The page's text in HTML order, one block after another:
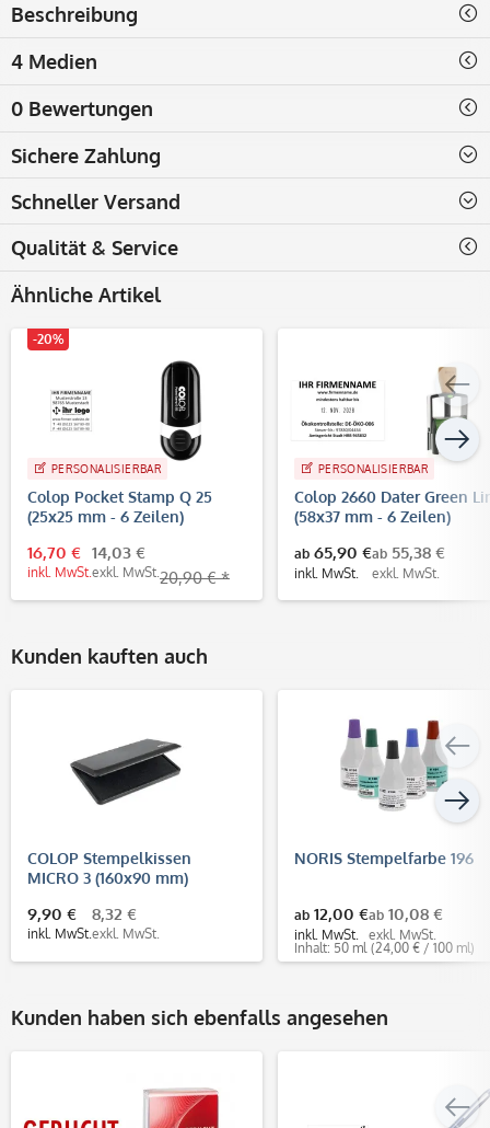
Beschreibung
4 Medien
0 Bewertungen
Sichere Zahlung
Schneller Versand
Qualität & Service
Ähnliche Artikel
-20%
PERSONALISIERBAR
Colop Pocket Stamp Q 25
(25x25 mm - 6 Zeilen)
16,70 €
inkl. MwSt.
14,03 €
exkl. MwSt. 20,90 € *
PERSONALISIERBAR
Colop 2660 Dater Green
(58x37 mm - 6 Zeilen)
ab 65,90 €
inkl. MwSt.
ab 55,38 €
exkl. MwSt.
Kunden kauften auch
COLOP Stempelkissen
MICRO 3 (160x90 mm)
9,90 €
inkl. MwSt.
8,32 €
exkl. MwSt.
NORIS Stempelfarbe 196
ab 12,00 €
inkl. MwSt.
ab 10,08 €
exkl. MwSt.
Inhalt: 50 ml (24,00 € / 100 ml)
Kunden haben sich ebenfalls angesehen